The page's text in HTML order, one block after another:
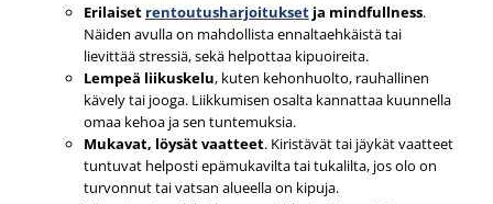
Erilaiset rentoutusharjoituksetja mindfullness.
Näiden avulla on mahdollista ennaltaehkäistä tai
lievittää stressiä, sekä helpottaa kipuoireita.
Lempeä liikuskelu, kuten kehonhuolto, rauhallinen
kävely tai jooga. Liikkumisen osalta kannattaa kuunnella
omaa kehoa ja sen tuntemuksia.
Mukavat, löysät vaatteet. Kiristävät tai jäykät vaatteet
tuntuvat helposti epämukavilta tai tukalilta, jos olo on
turvonnut tai vatsan alueella on kipuja.